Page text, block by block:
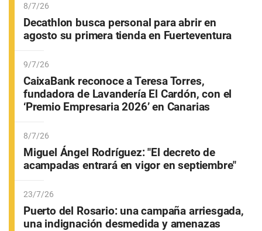
8/7/26
Decathlon busca personal para abrir en
agosto su primera tienda en Fuerteventura
9/7/26
CaixaBank reconoce a Teresa Torres,
fundadora de Lavandería El Cardón, con el
‘Premio Empresaria 2026’ en Canarias
8/7/26
Miguel Ángel Rodríguez: "El decreto de
acampadas entrará en vigor en septiembre"
23/7/26
Puerto del Rosario: una campaña arriesgada,
una indignación desmedida y amenazas